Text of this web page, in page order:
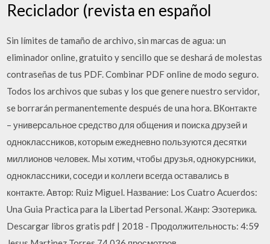
Reciclador (revista en español
Sin límites de tamaño de archivo, sin marcas de agua: un
eliminador online, gratuito y sencillo que se deshará de molestas
contraseñas de tus PDF. Combinar PDF online de modo seguro.
Todos los archivos que subas y los que genere nuestro servidor,
se borrarán permanentemente después de una hora. ВКонтакте
– универсальное средство для общения и поиска друзей и
одноклассников, которым ежедневно пользуются десятки
миллионов человек. Мы хотим, чтобы друзья, однокурсники,
одноклассники, соседи и коллеги всегда оставались в
контакте. Автор: Ruiz Miguel. Название: Los Cuatro Acuerdos:
Una Guia Practica para la Libertad Personal. Жанр: Эзотерика.
Descargar libros gratis pdf | 2018 - Продолжительность: 4:59